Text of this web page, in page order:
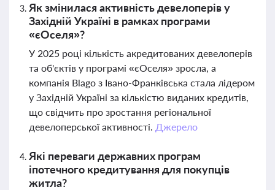
Як змінилася активність девелоперів у
Західній Україні в рамках програми
«єОселя»?
У 2025 році кількість акредитованих девелоперів
та об'єктів у програмі «єОселя» зросла, а
компанія Blago з Івано-Франківська стала лідером
у Західній Україні за кількістю виданих кредитів,
що свідчить про зростання регіональної
девелоперської активності. Джерело
Які переваги державних програм
іпотечного кредитування для покупців
житла?